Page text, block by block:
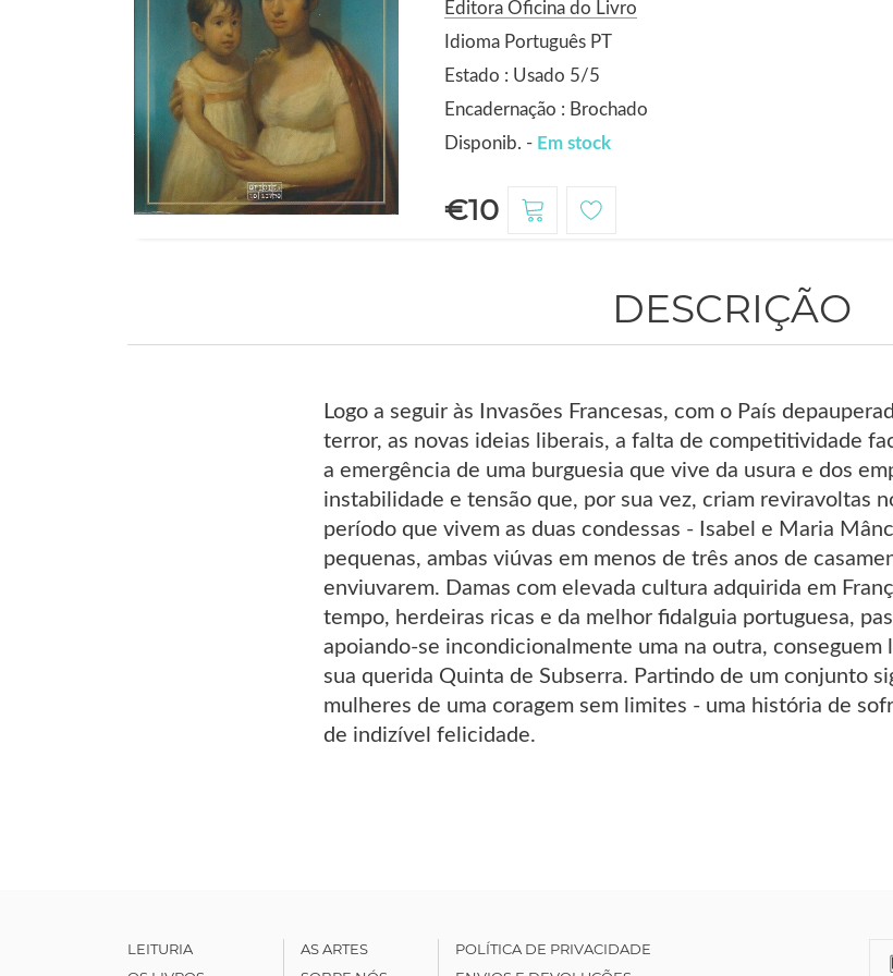
Editora Oficina do Livro
Idioma Português PT
Estado : Usado 5/5
Encadernação : Brochado
Disponib. - Em stock
€10
DESCRIÇÃO
Logo a seguir às Invasões Francesas, com o País
terror, as novas ideias liberais, a falta de competitividade
a emergência de uma burguesia que vive da usura e dos
instabilidade e tensão que, por sua vez, criam reviravoltas
período que vivem as duas condessas - Isabel e Maria
pequenas, ambas viúvas em menos de três anos de
enviuvarem. Damas com elevada cultura adquirida em
tempo, herdeiras ricas e da melhor fidalguia portuguesa,
apoiando-se incondicionalmente uma na outra,
sua querida Quinta de Subserra. Partindo de um conjunto
mulheres de uma coragem sem limites - uma história de
de indizível felicidade.
LEITURIA
AS ARTES
POLÍTICA DE PRIVACIDADE